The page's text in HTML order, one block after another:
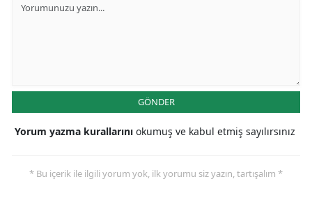
GÖNDER
Yorum yazma kurallarını okumuş ve kabul etmiş sayılırsınız
* Bu içerik ile ilgili yorum yok, ilk yorumu siz yazın, tartışalım *